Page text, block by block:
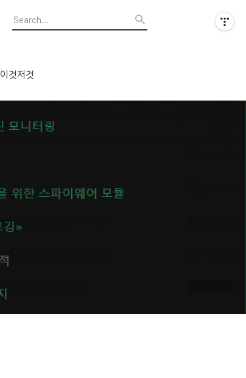
이것저것